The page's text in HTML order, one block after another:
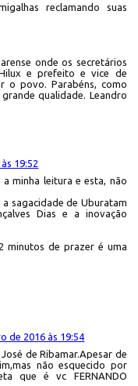
reclamando suas
onde os secretários
e prefeito e vice de
o povo. Parabéns, como
qualidade. Leandro
19:52
minha leitura e esta, não
sagacidade de Uburatam
Dias e a inovação
minutos de prazer é uma
de 2016 às 19:54
de Ribamar.Apesar de
não esquecido por
que é vc FERNANDO